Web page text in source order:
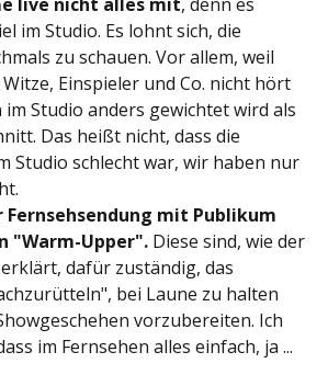
im Studio. Es lohnt sich, die
zu schauen. Vor allem, weil
Einspieler und Co. nicht hört
Studio anders gewichtet wird als
Das heißt nicht, dass die
Studio schlecht war, wir haben nur
mit Publikum
"Warm-Upper". Diese sind, wie der
dafür zuständig, das
bei Laune zu halten
vorzubereiten. Ich
im Fernsehen alles einfach, ja ...